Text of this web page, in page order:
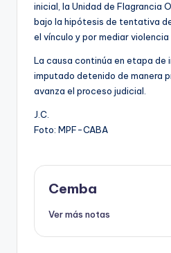
inicial, la Unidad de Flagrancia
bajo la hipótesis de tentativa
el vínculo y por mediar violencia
La causa continúa en etapa de
imputado detenido de manera
avanza el proceso judicial.
J.C.
Foto: MPF-CABA
Cemba
Ver más notas